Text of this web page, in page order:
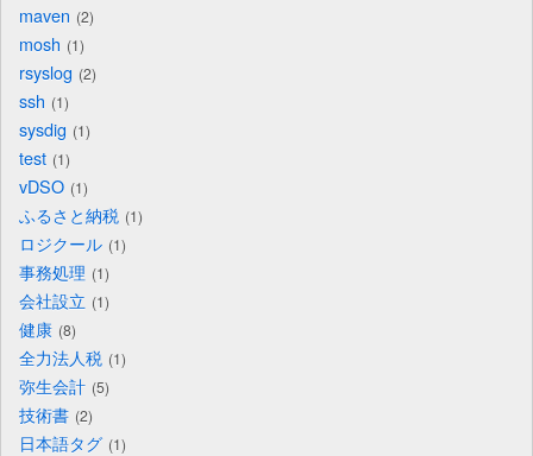
maven 2
mosh 1
rsyslog 2
ssh 1
sysdig 1
test 1
vDSO 1
ふるさと納税 1
ロジクール 1
事務処理 1
会社設立 1
健康 8
全力法人税 1
弥生会計 5
技術書 2
日本語タグ 1